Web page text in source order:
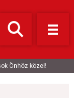
Önhöz közel!